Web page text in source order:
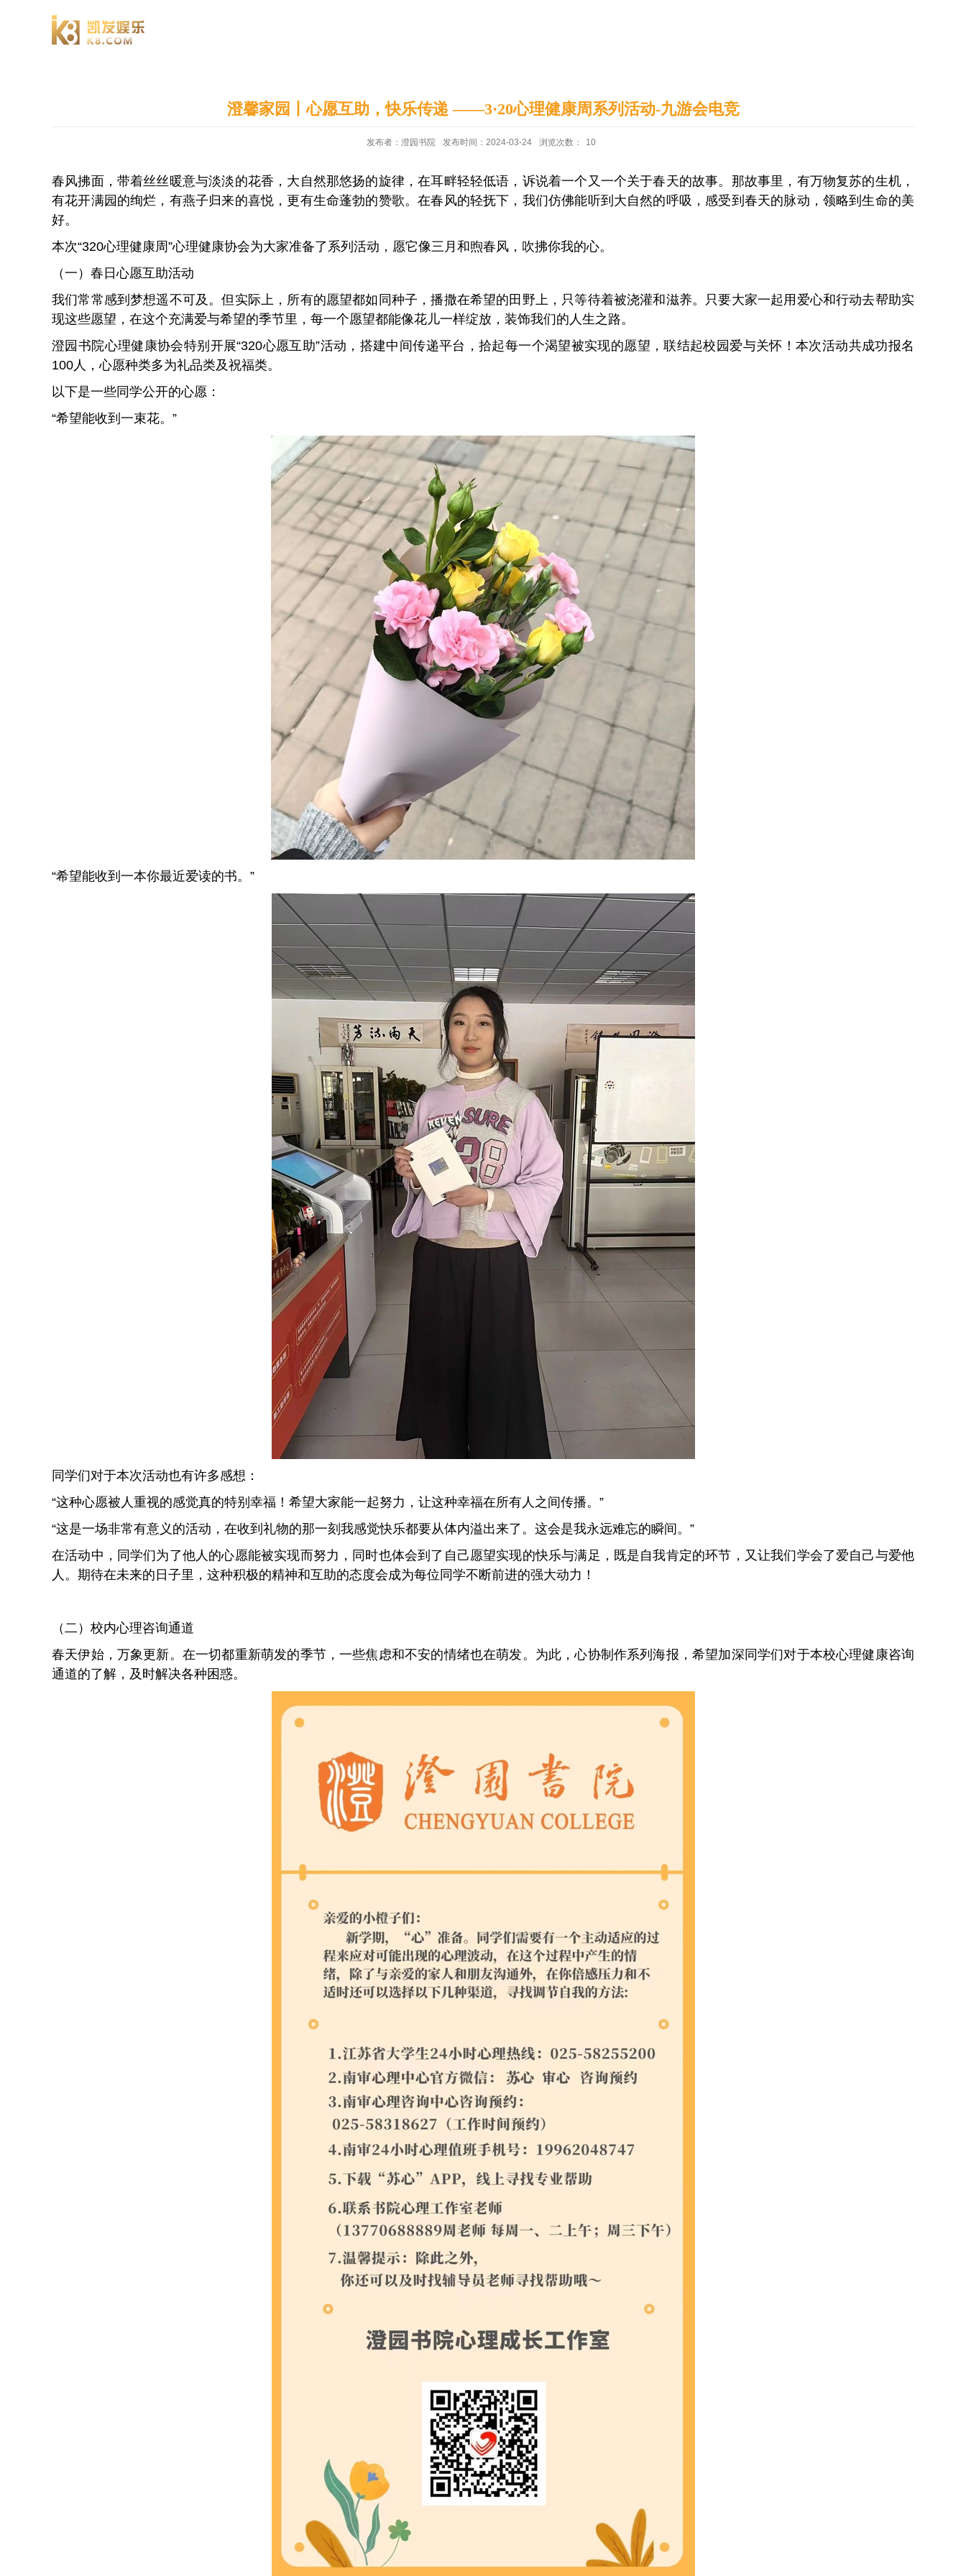
澄馨家园丨心愿互助，快乐传递 ——3·20心理健康周系列活动-九游会电竞
发布者：澄园书院 发布时间：2024-03-24 浏览次数： 10
春风拂面，带着丝丝暖意与淡淡的花香，大自然那悠扬的旋律，在耳畔轻轻低语，诉说着一个又一个关于春天的故事。那故事里，有万物复苏的生机，
有花开满园的绚烂，有燕子归来的喜悦，更有生命蓬勃的赞歌。在春风的轻抚下，我们仿佛能听到大自然的呼吸，感受到春天的脉动，领略到生命的美
好。
本次“320心理健康周”心理健康协会为大家准备了系列活动，愿它像三月和煦春风，吹拂你我的心。
（一）春日心愿互助活动
我们常常感到梦想遥不可及。但实际上，所有的愿望都如同种子，播撒在希望的田野上，只等待着被浇灌和滋养。只要大家一起用爱心和行动去帮助实
现这些愿望，在这个充满爱与希望的季节里，每一个愿望都能像花儿一样绽放，装饰我们的人生之路。
澄园书院心理健康协会特别开展“320心愿互助”活动，搭建中间传递平台，拾起每一个渴望被实现的愿望，联结起校园爱与关怀！本次活动共成功报名
100人，心愿种类多为礼品类及祝福类。
以下是一些同学公开的心愿：
“希望能收到一束花。”
“希望能收到一本你最近爱读的书。”
同学们对于本次活动也有许多感想：
“这种心愿被人重视的感觉真的特别幸福！希望大家能一起努力，让这种幸福在所有人之间传播。”
“这是一场非常有意义的活动，在收到礼物的那一刻我感觉快乐都要从体内溢出来了。这会是我永远难忘的瞬间。”
在活动中，同学们为了他人的心愿能被实现而努力，同时也体会到了自己愿望实现的快乐与满足，既是自我肯定的环节，又让我们学会了爱自己与爱他
人。期待在未来的日子里，这种积极的精神和互助的态度会成为每位同学不断前进的强大动力！
（二）校内心理咨询通道
春天伊始，万象更新。在一切都重新萌发的季节，一些焦虑和不安的情绪也在萌发。为此，心协制作系列海报，希望加深同学们对于本校心理健康咨询
通道的了解，及时解决各种困惑。